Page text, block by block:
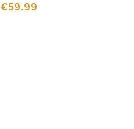
€59.99